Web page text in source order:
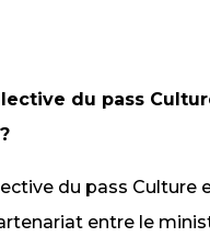
du pass
du pass Culture
entre le